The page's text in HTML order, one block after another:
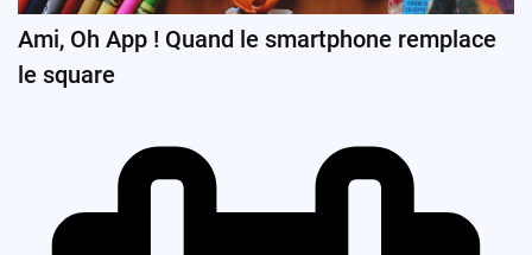
Ami, Oh App ! Quand le smartphone remplace
le square